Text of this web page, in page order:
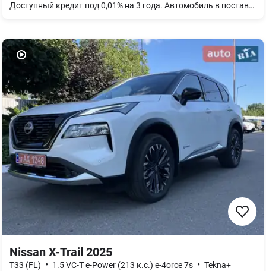
Доступный кредит под 0,01% на 3 года. Автомобиль в поставке. Основные особенности комплектации: - Full LED фары - 18" легкосплавные диски - Пакет систем активной безопасности - Система безключевого доступа I-key - Кожаные сиденья с электроприводом и памятью регулировок - Подогрев сидений и руля - Трехзонный климат-контроль - Тонировка задних окон - 12,3” цифровая панель приборов - 12,3” центральный сенсорный дисплей - Камеры кругового обзора 360° - Электропривод дверей багажного отделения
Nissan X-Trail 2025
T33 (FL) • 1.5 VC-T e-Power (213 к.с.) e-4orce 7s • Tekna+